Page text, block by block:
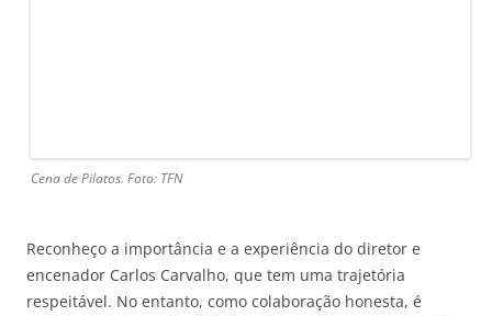
Cena de Pilatos. Foto: TFN
Reconheço a importância e a experiência do diretor e
encenador Carlos Carvalho, que tem uma trajetória
respeitável. No entanto, como colaboração honesta, é